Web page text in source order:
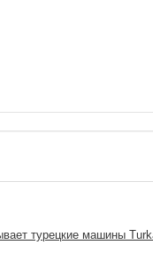
турецкие машины